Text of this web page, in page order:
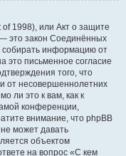
of 1998), или Акт о защите
это закон Соединённых
собирать информацию от
это письменное согласие
того, что
от несовершеннолетних
ли это к вам, как к
конференции,
внимание, что phpBB
может давать
объектом
на вопрос «С кем